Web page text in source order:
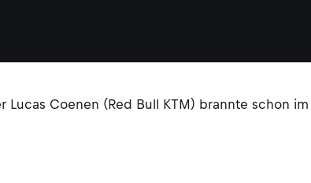
Lucas Coenen (Red Bull KTM) brannte schon